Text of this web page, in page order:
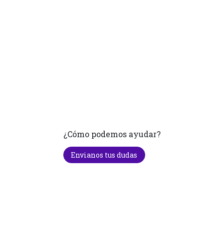
¿Cómo podemos ayudar?
Envianos tus dudas